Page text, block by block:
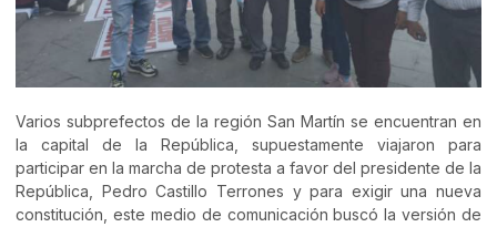
Varios subprefectos de la región San Martín se encuentran en
la capital de la República, supuestamente viajaron para
participar en la marcha de protesta a favor del presidente de la
República, Pedro Castillo Terrones y para exigir una nueva
constitución, este medio de comunicación buscó la versión de